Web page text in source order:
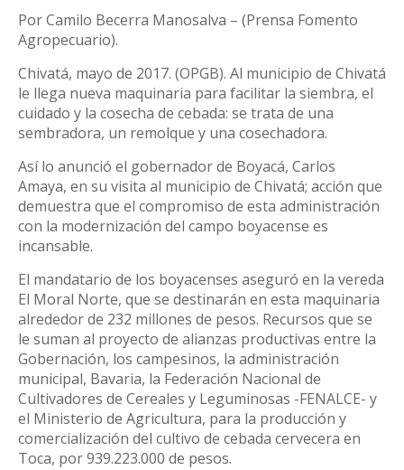
Por Camilo Becerra Manosalva – (Prensa Fomento
Agropecuario).
Chivatá, mayo de 2017. (OPGB). Al municipio de Chivatá
le llega nueva maquinaria para facilitar la siembra, el
cuidado y la cosecha de cebada: se trata de una
sembradora, un remolque y una cosechadora.
Así lo anunció el gobernador de Boyacá, Carlos
Amaya, en su visita al municipio de Chivatá; acción que
demuestra que el compromiso de esta administración
con la modernización del campo boyacense es
incansable.
El mandatario de los boyacenses aseguró en la vereda
El Moral Norte, que se destinarán en esta maquinaria
alrededor de 232 millones de pesos. Recursos que se
le suman al proyecto de alianzas productivas entre la
Gobernación, los campesinos, la administración
municipal, Bavaria, la Federación Nacional de
Cultivadores de Cereales y Leguminosas -FENALCE- y
el Ministerio de Agricultura, para la producción y
comercialización del cultivo de cebada cervecera en
Toca, por 939.223.000 de pesos.